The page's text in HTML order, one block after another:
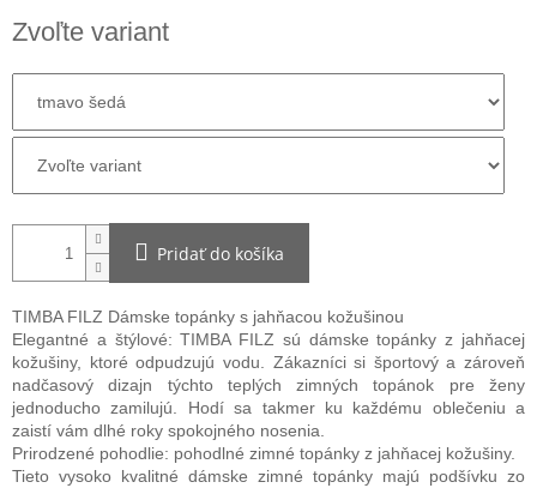
cena:
Zvoľte variant
Pridať do košíka
TIMBA FILZ Dámske topánky s jahňacou kožušinou
Elegantné a štýlové: TIMBA FILZ sú dámske topánky z jahňacej
kožušiny, ktoré odpudzujú vodu. Zákazníci si športový a zároveň
nadčasový dizajn týchto teplých zimných topánok pre ženy
jednoducho zamilujú. Hodí sa takmer ku každému oblečeniu a
zaistí vám dlhé roky spokojného nosenia.
Prirodzené pohodlie: pohodlné zimné topánky z jahňacej kožušiny.
Tieto vysoko kvalitné dámske zimné topánky majú podšívku zo